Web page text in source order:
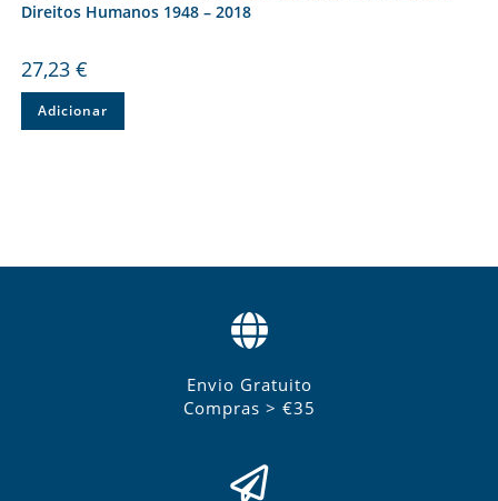
Direitos Humanos 1948 – 2018
27,23 €
Adicionar
Envio Gratuito
Compras > €35